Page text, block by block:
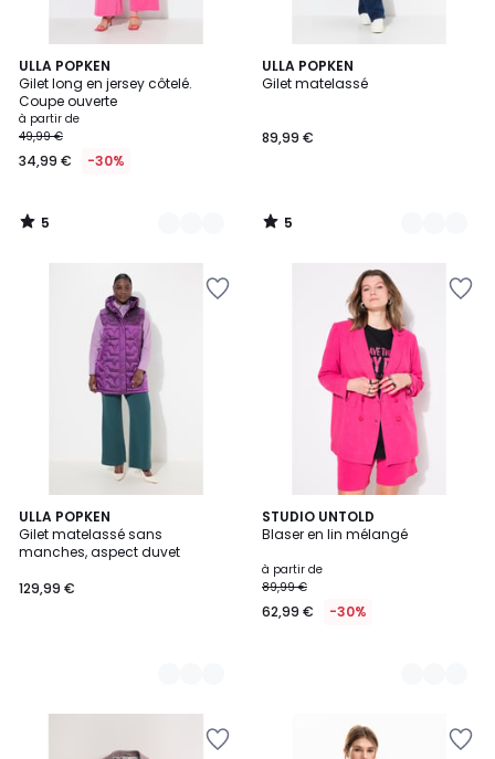
ULLA POPKEN
Gilet long en jersey côtelé.
Coupe ouverte
à partir de
49,99 €
34,99 € -30%
5
/
5
8
Couleurs
5
/
ULLA POPKEN
Gilet matelassé
89,99 €
5
/
2
Couleurs
5
/
ULLA POPKEN
Gilet matelassé sans
manches, aspect duvet
129,99 €
2
Couleurs
STUDIO UNTOLD
Blaser en lin mélangé
à partir de
89,99 €
62,99 € -30%
3
Couleurs